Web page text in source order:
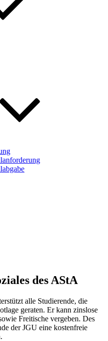
des AStA
alle Studierende, die
geraten. Er kann zinslose
Freitische vergeben. Des
der JGU eine kostenfreie